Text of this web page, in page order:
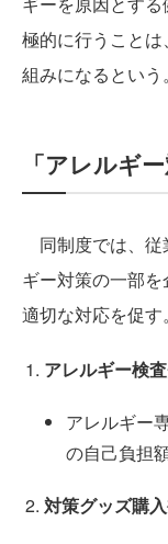
極的に行うこと
組みになるという。
「アレルギ
同制度では、従
ギー対策の一部
適切な対応を促す。
アレルギー検
アレルギー
の自己負担
対策グッズ購